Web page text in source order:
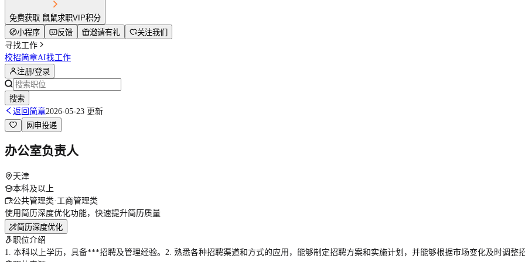
免费获取 鼠鼠求职VIP积分
小程序 反馈 邀请有礼
关注我们
寻找工作
校招简章AI找工作
注册/登录
搜索
返回简章2026-05-23 更新
网申投递
办公室负责人
天津
本科及以上
公共管理类·工商管理类
使用简历深度优化功能，快速提升简历质量
简历深度优化
职位介绍
1. 本科以上学历，具备***招聘及管理经验。2. 熟悉各种招聘渠道和方式的应用，能够制定招聘方案和实施计划，并能够根据市场变化及时调整招